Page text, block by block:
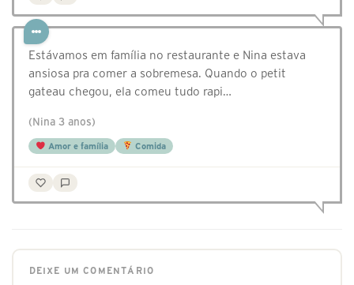
Estávamos em família no restaurante e Nina estava
ansiosa pra comer a sobremesa. Quando o petit
gateau chegou, ela comeu tudo rapi…
(Nina 3 anos)
Amor e família Comida
DEIXE UM COMENTÁRIO